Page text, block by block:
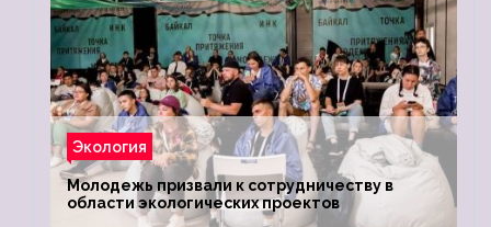
Экология
Молодежь призвали к сотрудничеству в
области экологических проектов